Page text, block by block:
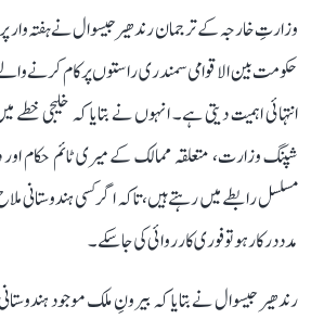
وزارتِ خارجہ کے ترجمان رندھیر جیسوال نے ہفتہ
حکومت بین الاقوامی سمندری راستوں پر کام کرنے والے
انتہائی اہمیت دیتی ہے۔ انہوں نے بتایا کہ خلیجی خطے
شپنگ وزارت، متعلقہ ممالک کے میری ٹائم حکام
مسلسل رابطے میں رہتے ہیں، تاکہ اگر کسی ہندوستانی
مدد درکار ہو تو فوری کارروائی کی جا سکے۔